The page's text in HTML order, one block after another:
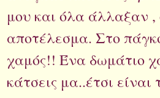
μου και όλα άλλαξαν
αποτέλεσμα. Στο
χαμός!! Ένα δωμάτιο
κάτσεις μα..έτσι